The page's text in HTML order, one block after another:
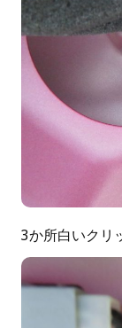
3か所白いクリ